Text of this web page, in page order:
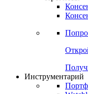
Прогнозы